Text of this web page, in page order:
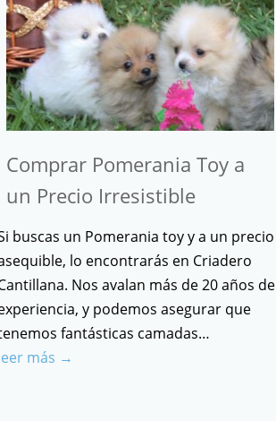
Comprar Pomerania Toy a
un Precio Irresistible
buscas un Pomerania toy y a un precio
lo encontrarás en Criadero
Nos avalan más de 20 años de
y podemos asegurar que
fantásticas camadas…
más →